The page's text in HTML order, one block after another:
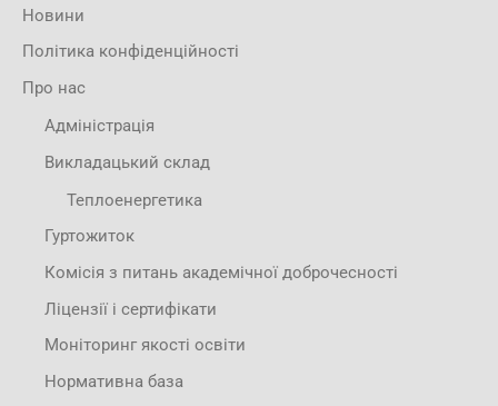
Новини
Політика конфіденційності
Про нас
Адміністрація
Викладацький склад
Теплоенергетика
Гуртожиток
Комісія з питань академічної доброчесності
Ліцензії і сертифікати
Моніторинг якості освіти
Нормативна база